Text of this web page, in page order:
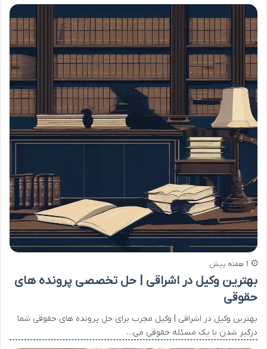
1 هفته پیش
بهترین وکیل در اشراقی | حل تخصصی پرونده های
حقوقی
بهترین وکیل در اشراقی | وکیل مجرب برای حل پرونده های حقوقی شما
درگیر شدن با یک مسئله حقوقی می…